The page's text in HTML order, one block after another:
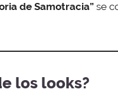
de Samotracia” se
los looks?